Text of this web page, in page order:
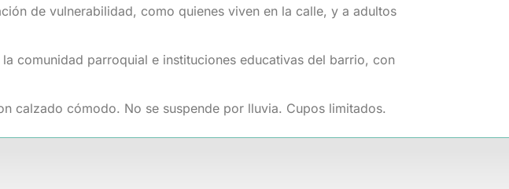
de vulnerabilidad, como quienes viven en la calle, y a adultos
comunidad parroquial e instituciones educativas del barrio, con
calzado cómodo. No se suspende por lluvia. Cupos limitados.